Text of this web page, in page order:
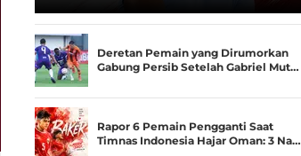
Spesialis Runner-up Menjadi
Juara
Deretan Pemain yang Dirumorkan
Gabung Persib Setelah Gabriel Mut…
Rapor 6 Pemain Pengganti Saat
Timnas Indonesia Hajar Oman: 3 Na…